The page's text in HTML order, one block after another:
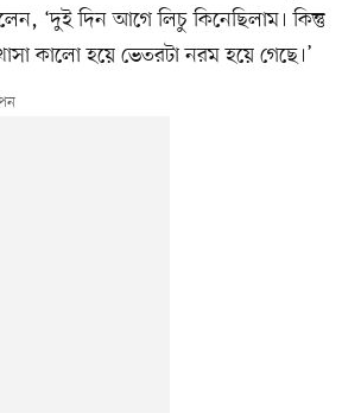
‘দুই দিন আগে লিচু কিনেছিলাম। কিন্তু
কালো হয়ে ভেতরটা নরম হয়ে গেছে।’